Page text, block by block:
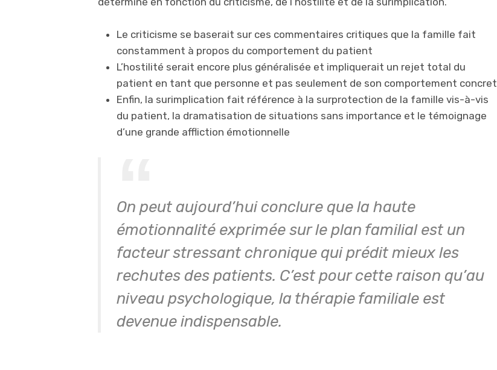
Le criticisme se baserait sur ces commentaires critiques que la famille fait
constamment à propos du comportement du patient
L’hostilité serait encore plus généralisée et impliquerait un rejet total du
patient en tant que personne et pas seulement de son comportement concret
Enfin, la surimplication fait référence à la surprotection de la famille vis-à-vis
du patient, la dramatisation de situations sans importance et le témoignage
d’une grande affliction émotionnelle
On peut aujourd’hui conclure que la haute
émotionnalité exprimée sur le plan familial est un
facteur stressant chronique qui prédit mieux les
rechutes des patients. C’est pour cette raison qu’au
niveau psychologique, la thérapie familiale est
devenue indispensable.